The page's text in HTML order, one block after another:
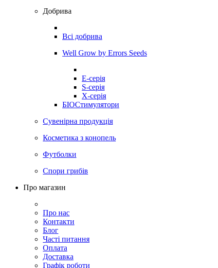
Добрива
Всі добрива
Well Grow by Errors Seeds
E-серія
S-серія
X-серія
БІОСтимулятори
Сувенірна продукція
Косметика з конопель
Футболки
Спори грибів
Про магазин
Про нас
Контакти
Блог
Часті питання
Оплата
Доставка
Графік роботи